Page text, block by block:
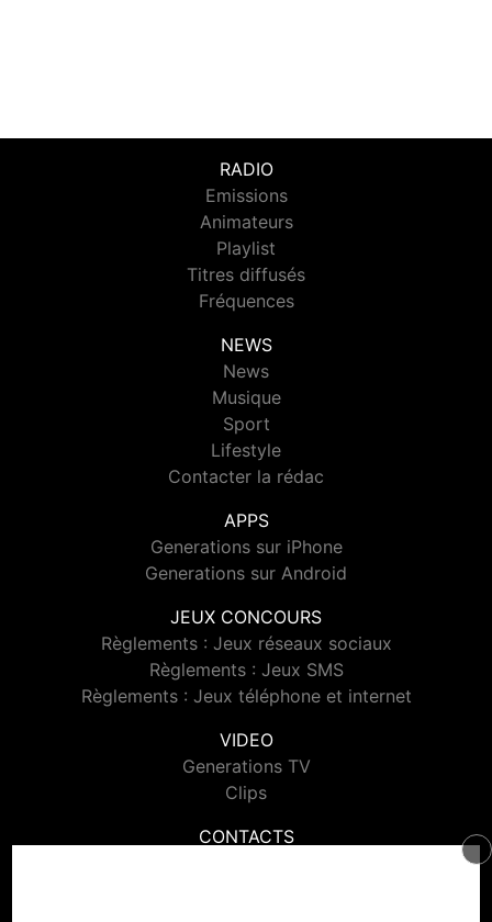
RADIO
Emissions
Animateurs
Playlist
Titres diffusés
Fréquences
NEWS
News
Musique
Sport
Lifestyle
Contacter la rédac
APPS
Generations sur iPhone
Generations sur Android
JEUX CONCOURS
Règlements : Jeux réseaux sociaux
Règlements : Jeux SMS
Règlements : Jeux téléphone et internet
VIDEO
Generations TV
Clips
CONTACTS